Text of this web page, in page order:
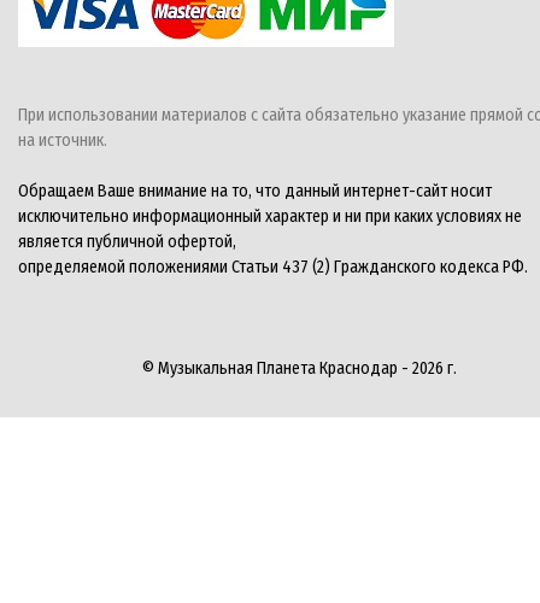
При использовании материалов с сайта обязательно указание прямой
на источник.
Обращаем Ваше внимание на то, что данный интернет-сайт носит
исключительно информационный характер и ни при каких условиях не
является публичной офертой,
определяемой положениями Статьи 437 (2) Гражданского кодекса РФ.
© Музыкальная Планета Краснодар - 2026 г.